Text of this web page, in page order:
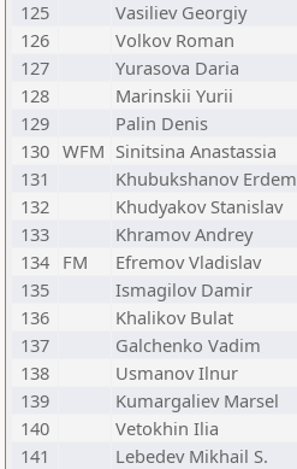
125 Vasiliev Georgiy
126
Volkov Roman
127
Yurasova Daria
128
Marinskii Yurii
129
Palin Denis
130 WFM Sinitsina Anastassia
131
Khubukshanov Erdem
132
Khudyakov Stanislav
133
Khramov Andrey
134 FM Efremov Vladislav
135
Ismagilov Damir
136
Khalikov Bulat
137
Galchenko Vadim
138
Usmanov Ilnur
139
Kumargaliev Marsel
140
Vetokhin Ilia
141
Lebedev Mikhail S.